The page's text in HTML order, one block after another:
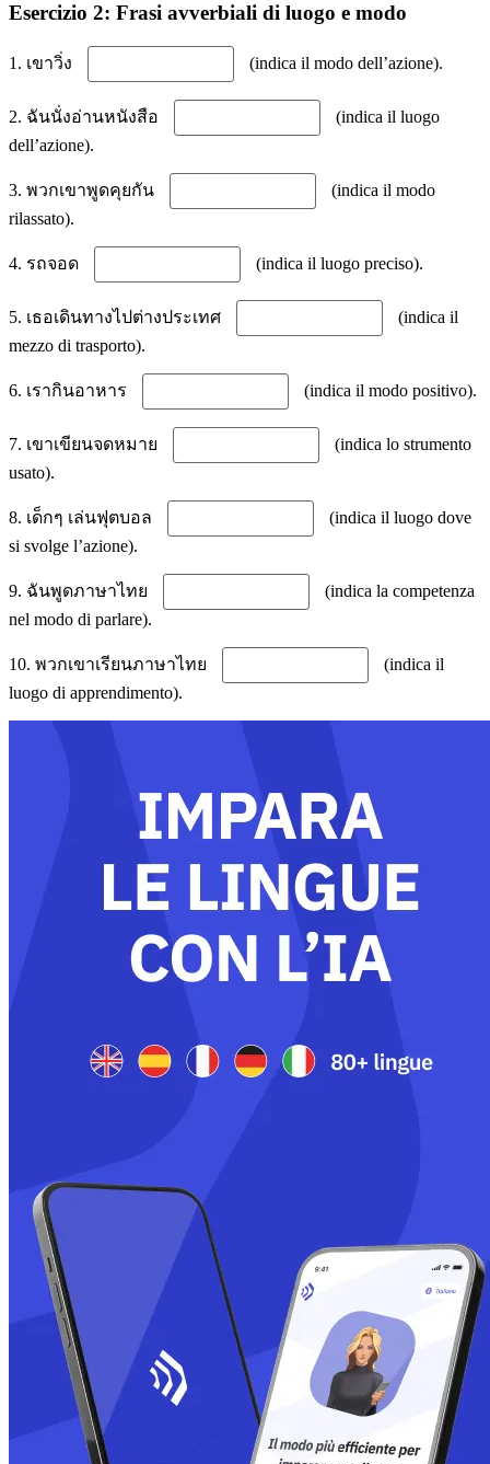
Esercizio 2: Frasi avverbiali di luogo e modo
1. เขาวิ่ง (indica il modo dell’azione).
2. ฉันนั่งอ่านหนังสือ
(indica il luogo
dell’azione).
3. พวกเขาพูดคุยกัน
(indica il modo
rilassato).
4. รถจอด (indica il luogo preciso).
5. เธอเดินทางไปต่างประเทศ
(indica il
mezzo di trasporto).
6. เรากินอาหาร (indica il modo positivo).
7. เขาเขียนจดหมาย
(indica lo strumento
usato).
8. เด็กๆ เล่นฟุตบอล
(indica il luogo dove
si svolge l’azione).
9. ฉันพูดภาษาไทย
(indica la competenza
nel modo di parlare).
10. พวกเขาเรียนภาษาไทย
(indica il
luogo di apprendimento).